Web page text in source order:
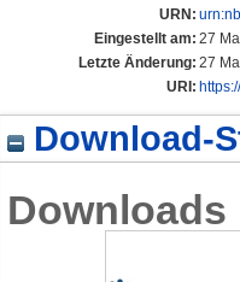
URN:
Eingestellt am: 27
Letzte Änderung: 27
URI:
Download-
Downloads